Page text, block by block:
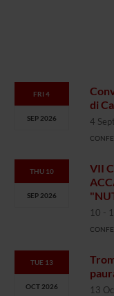
FRI 4
SEP 2026
di
4
THU 10
SEP 2026
VII
10 -
TUE 13
OCT 2026 13